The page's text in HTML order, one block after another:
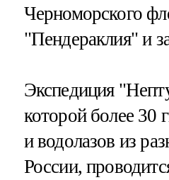
Черноморского
"Пендераклия" и
Экспедиция
которой более 30
и водолазов из
России,